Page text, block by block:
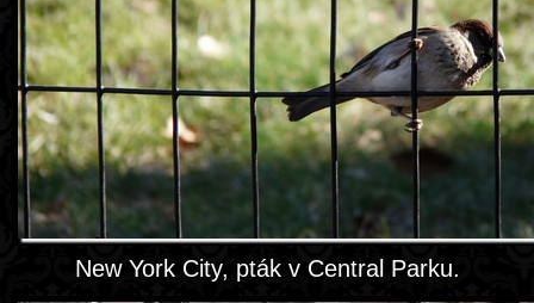
New York City, pták v Central Parku.